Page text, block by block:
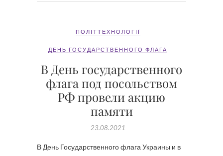
ПОЛІТТЕХНОЛОГІЇ
ДЕНЬ ГОСУДАРСТВЕННОГО ФЛАГА
В День государственного
флага под посольством
РФ провели акцию
памяти
23.08.2021
В День Государственного флага Украины и в